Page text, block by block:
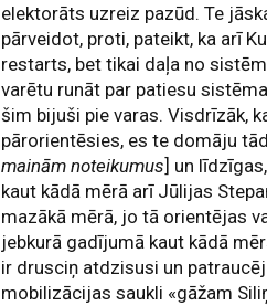
elektorāts uzreiz pazūd. Te
pārveidot, proti, pateikt, ka arī
restarts, bet tikai daļa no
varētu runāt par patiesu
šim bijuši pie varas. Visdrīzāk,
pārorientēsies, es te domāju
mainām noteikumus] un
kaut kādā mērā arī Jūlijas
mazākā mērā, jo tā orientējas
jebkurā gadījumā kaut kādā
ir drusciņ atdzisusi un
mobilizācijas saukli «gāžam